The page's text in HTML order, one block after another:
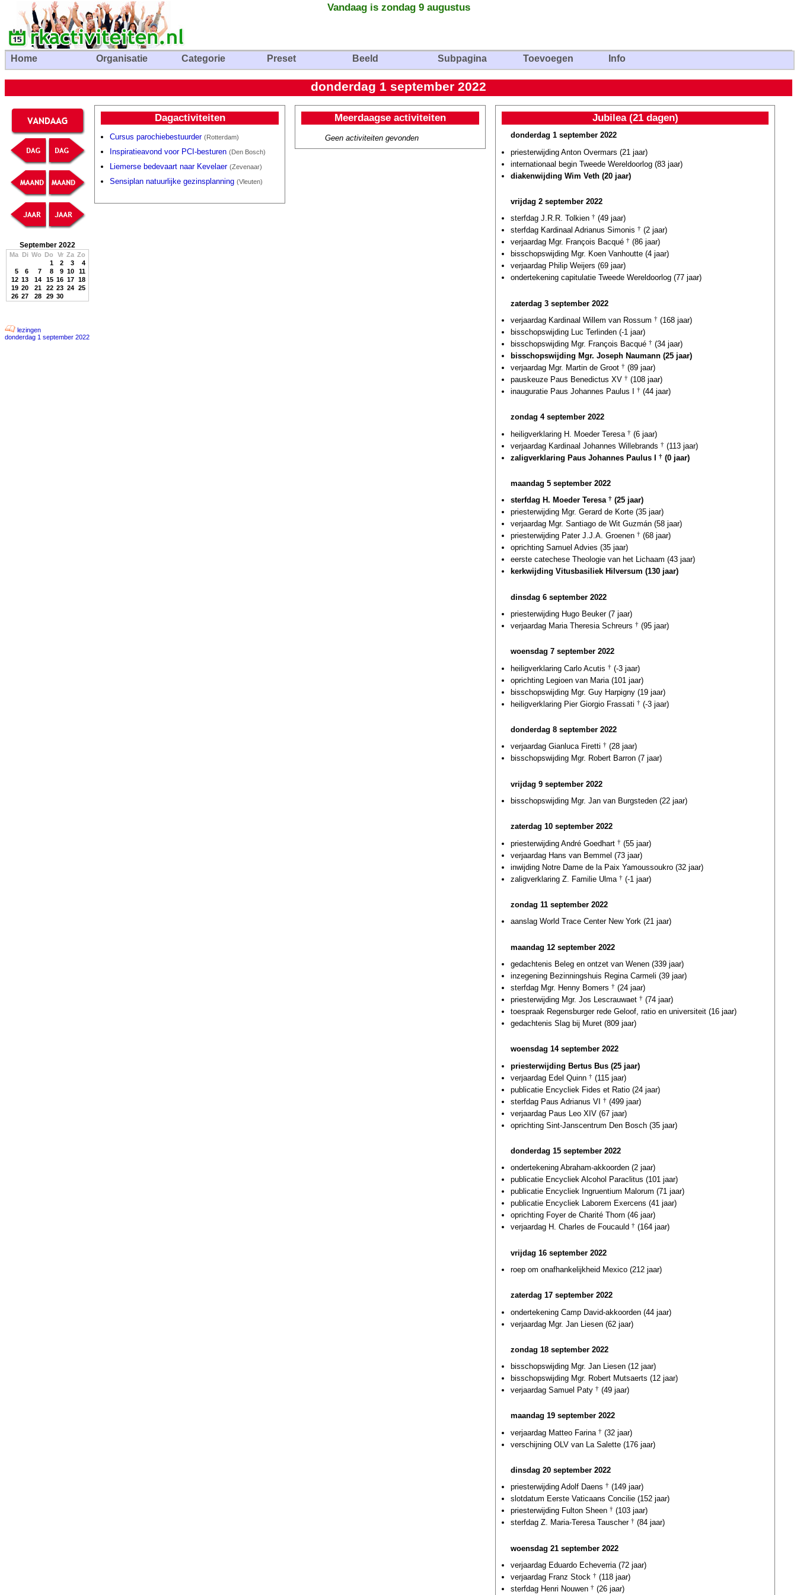
Vandaag is zondag 9 augustus
Home Organisatie Categorie Preset Beeld Subpagina Toevoegen Info
donderdag 1 september 2022
September 2022
Ma Di Wo Do Vr Za Zo
1
2 3
4
5
6 7 8 9 10
11
12 13 14 15 16 17 18
19 20 21 22 23 24 25
26 27 28 29 30
lezingen
donderdag 1 september 2022
Dagactiviteiten
Cursus parochiebestuurder (Rotterdam)
Inspiratieavond voor PCI-besturen (Den Bosch)
Liemerse bedevaart naar Kevelaer (Zevenaar)
Sensiplan natuurlijke gezinsplanning (Vleuten)
Meerdaagse activiteiten
Geen activiteiten gevonden
Jubilea (21 dagen)
donderdag 1 september 2022
priesterwijding Anton Overmars (21 jaar)
internationaal begin Tweede Wereldoorlog (83 jaar)
diakenwijding Wim Veth (20 jaar)
vrijdag 2 september 2022
sterfdag J.R.R. Tolkien † (49 jaar)
sterfdag Kardinaal Adrianus Simonis † (2 jaar)
verjaardag Mgr. François Bacqué † (86 jaar)
bisschopswijding Mgr. Koen Vanhoutte (4 jaar)
verjaardag Philip Weijers (69 jaar)
ondertekening capitulatie Tweede Wereldoorlog (77 jaar)
zaterdag 3 september 2022
verjaardag Kardinaal Willem van Rossum † (168 jaar)
bisschopswijding Luc Terlinden (-1 jaar)
bisschopswijding Mgr. François Bacqué † (34 jaar)
bisschopswijding Mgr. Joseph Naumann (25 jaar)
verjaardag Mgr. Martin de Groot † (89 jaar)
pauskeuze Paus Benedictus XV † (108 jaar)
inauguratie Paus Johannes Paulus I
† (44 jaar)
zondag 4 september 2022
heiligverklaring H. Moeder Teresa † (6 jaar)
verjaardag Kardinaal Johannes Willebrands † (113 jaar)
zaligverklaring Paus Johannes Paulus I † (0 jaar)
maandag 5 september 2022
sterfdag H. Moeder Teresa † (25 jaar)
priesterwijding Mgr. Gerard de Korte (35 jaar)
verjaardag Mgr. Santiago de Wit Guzmán (58 jaar)
priesterwijding Pater J.J.A. Groenen † (68 jaar)
oprichting Samuel Advies (35 jaar)
eerste catechese Theologie van het Lichaam (43 jaar)
kerkwijding Vitusbasiliek Hilversum (130 jaar)
dinsdag 6 september 2022
priesterwijding Hugo Beuker (7 jaar)
verjaardag Maria Theresia Schreurs † (95 jaar)
woensdag 7 september 2022
heiligverklaring Carlo Acutis † (-3 jaar)
oprichting Legioen van Maria (101 jaar)
bisschopswijding Mgr. Guy Harpigny (19 jaar)
heiligverklaring Pier Giorgio Frassati † (-3 jaar)
donderdag 8 september 2022
verjaardag Gianluca Firetti † (28 jaar)
bisschopswijding Mgr. Robert Barron (7 jaar)
vrijdag 9 september 2022
bisschopswijding Mgr. Jan van Burgsteden (22 jaar)
zaterdag 10 september 2022
priesterwijding André Goedhart † (55 jaar)
verjaardag Hans van Bemmel (73 jaar)
inwijding Notre Dame de la Paix Yamoussoukro (32 jaar)
zaligverklaring Z. Familie Ulma † (-1 jaar)
zondag 11 september 2022
aanslag World Trace Center New York (21 jaar)
maandag 12 september 2022
gedachtenis Beleg en ontzet van Wenen (339 jaar)
inzegening Bezinningshuis Regina Carmeli (39 jaar)
sterfdag Mgr. Henny Bomers † (24 jaar)
priesterwijding Mgr. Jos Lescrauwaet † (74 jaar)
toespraak Regensburger rede Geloof, ratio en universiteit (16 jaar)
gedachtenis Slag bij Muret (809 jaar)
woensdag 14 september 2022
priesterwijding Bertus Bus (25 jaar)
verjaardag Edel Quinn † (115 jaar)
publicatie Encycliek Fides et Ratio (24 jaar)
sterfdag Paus Adrianus VI † (499 jaar)
verjaardag Paus Leo XIV (67 jaar)
oprichting Sint-Janscentrum Den Bosch (35 jaar)
donderdag 15 september 2022
ondertekening Abraham-akkoorden (2 jaar)
publicatie Encycliek Alcohol Paraclitus (101 jaar)
publicatie Encycliek Ingruentium Malorum (71 jaar)
publicatie Encycliek Laborem Exercens (41 jaar)
oprichting Foyer de Charité Thorn (46 jaar)
verjaardag H. Charles de Foucauld † (164 jaar)
vrijdag 16 september 2022
roep om onafhankelijkheid Mexico (212 jaar)
zaterdag 17 september 2022
ondertekening Camp David-akkoorden (44 jaar)
verjaardag Mgr. Jan Liesen (62 jaar)
zondag 18 september 2022
bisschopswijding Mgr. Jan Liesen (12 jaar)
bisschopswijding Mgr. Robert Mutsaerts (12 jaar)
verjaardag Samuel Paty † (49 jaar)
maandag 19 september 2022
verjaardag Matteo Farina † (32 jaar)
verschijning OLV van La Salette (176 jaar)
dinsdag 20 september 2022
priesterwijding Adolf Daens † (149 jaar)
slotdatum Eerste Vaticaans Concilie (152 jaar)
priesterwijding Fulton Sheen † (103 jaar)
sterfdag Z. Maria-Teresa Tauscher † (84 jaar)
woensdag 21 september 2022
verjaardag Eduardo Echeverria (72 jaar)
verjaardag Franz Stock † (118 jaar)
sterfdag Henri Nouwen † (26 jaar)